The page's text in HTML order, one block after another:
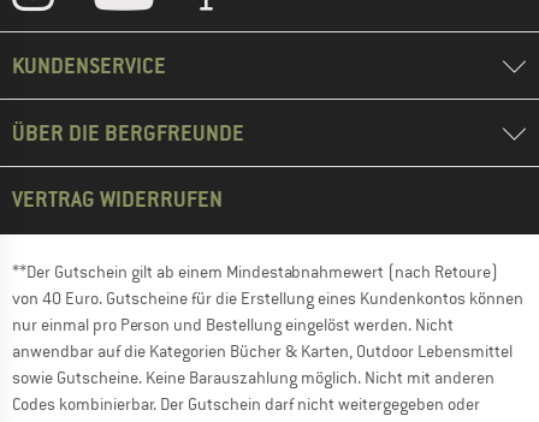
KUNDENSERVICE
ÜBER DIE BERGFREUNDE
VERTRAG WIDERRUFEN
**Der Gutschein gilt ab einem Mindestabnahmewert (nach Retoure)
von 40 Euro. Gutscheine für die Erstellung eines Kundenkontos können
nur einmal pro Person und Bestellung eingelöst werden. Nicht
anwendbar auf die Kategorien Bücher & Karten, Outdoor Lebensmittel
sowie Gutscheine. Keine Barauszahlung möglich. Nicht mit anderen
Codes kombinierbar. Der Gutschein darf nicht weitergegeben oder